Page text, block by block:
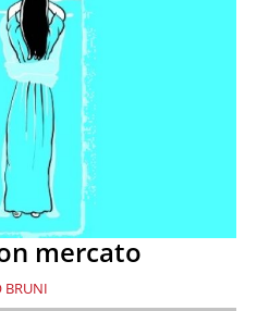
mercato
BRUNI